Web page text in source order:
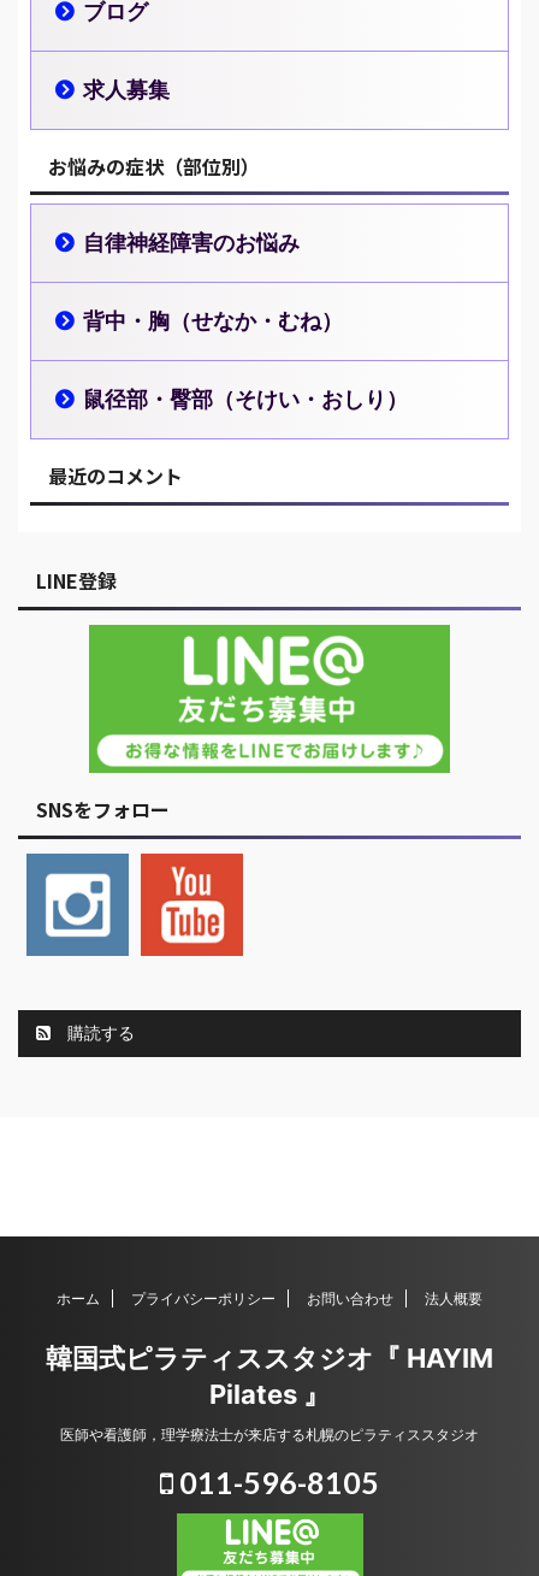
ブログ
求人募集
お悩みの症状（部位別）
自律神経障害のお悩み
背中・胸（せなか・むね）
鼠径部・臀部（そけい・おしり）
最近のコメント
LINE登録
SNSをフォロー
購読する
ホーム プライバシーポリシー お問い合わせ 法人概要
韓国式ピラティススタジオ『 HAYIM
Pilates 』
医師や看護師，理学療法士が来店する札幌のピラティススタジオ
011-596-8105